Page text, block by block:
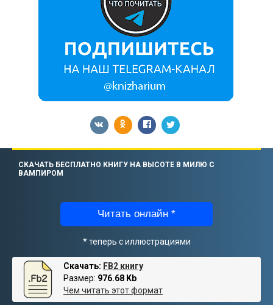
СКАЧАТЬ БЕСПЛАТНО КНИГУ НА ВЫСОТЕ В МИЛЮ С
ВАМПИРОМ
Читать онлайн *
* теперь с иллюстрациями
Скачать: FB2 книгу
Размер: 976.68 Kb
Чем читать этот формат